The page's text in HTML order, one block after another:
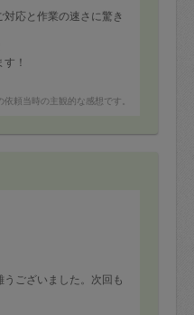
応と作業の速さに驚き
！
依頼当時の主観的な感想です。
ございました。次回も